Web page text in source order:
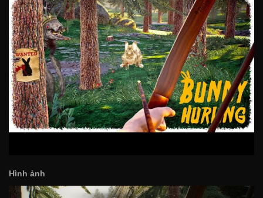
Hình ảnh